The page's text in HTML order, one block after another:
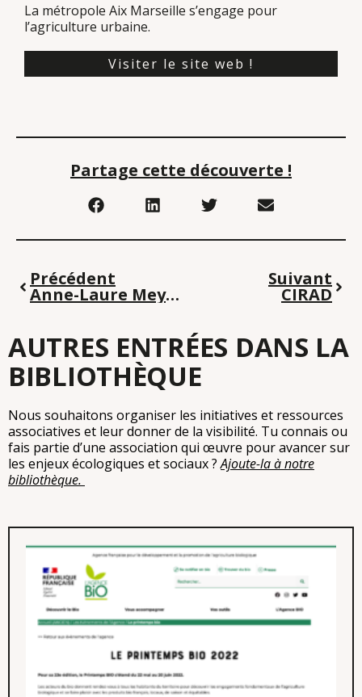
La métropole Aix Marseille s’engage pour
l’agriculture urbaine.
Visiter le site web !
Partage cette découverte !
Précédent
Anne-Laure Meynckens, Festival des Low-Tech à Nantes
Suivant
CIRAD
AUTRES ENTRÉES DANS LA
BIBLIOTHÈQUE
Nous souhaitons organiser les initiatives et ressources
associatives et leur donner de la visibilité. Tu connais ou
fais partie d’une association qui œuvre pour avancer sur
les enjeux écologiques et sociaux ?Ajoute-la à notre
bibliothèque.